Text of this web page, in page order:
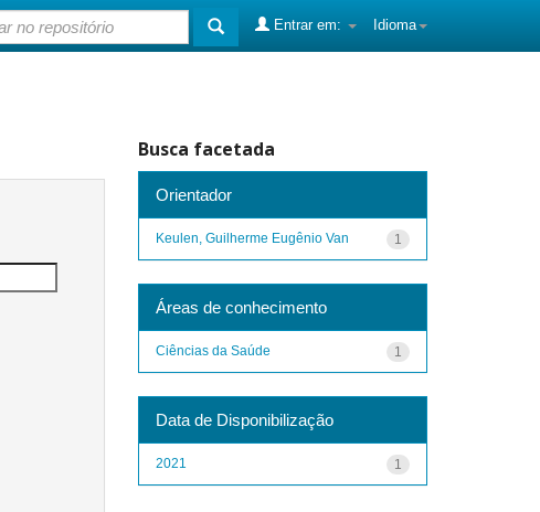
Idioma
Entrar em:
Busca facetada
Orientador
1
Keulen, Guilherme Eugênio Van
Áreas de conhecimento
1
Ciências da Saúde
Data de Disponibilização
1
2021